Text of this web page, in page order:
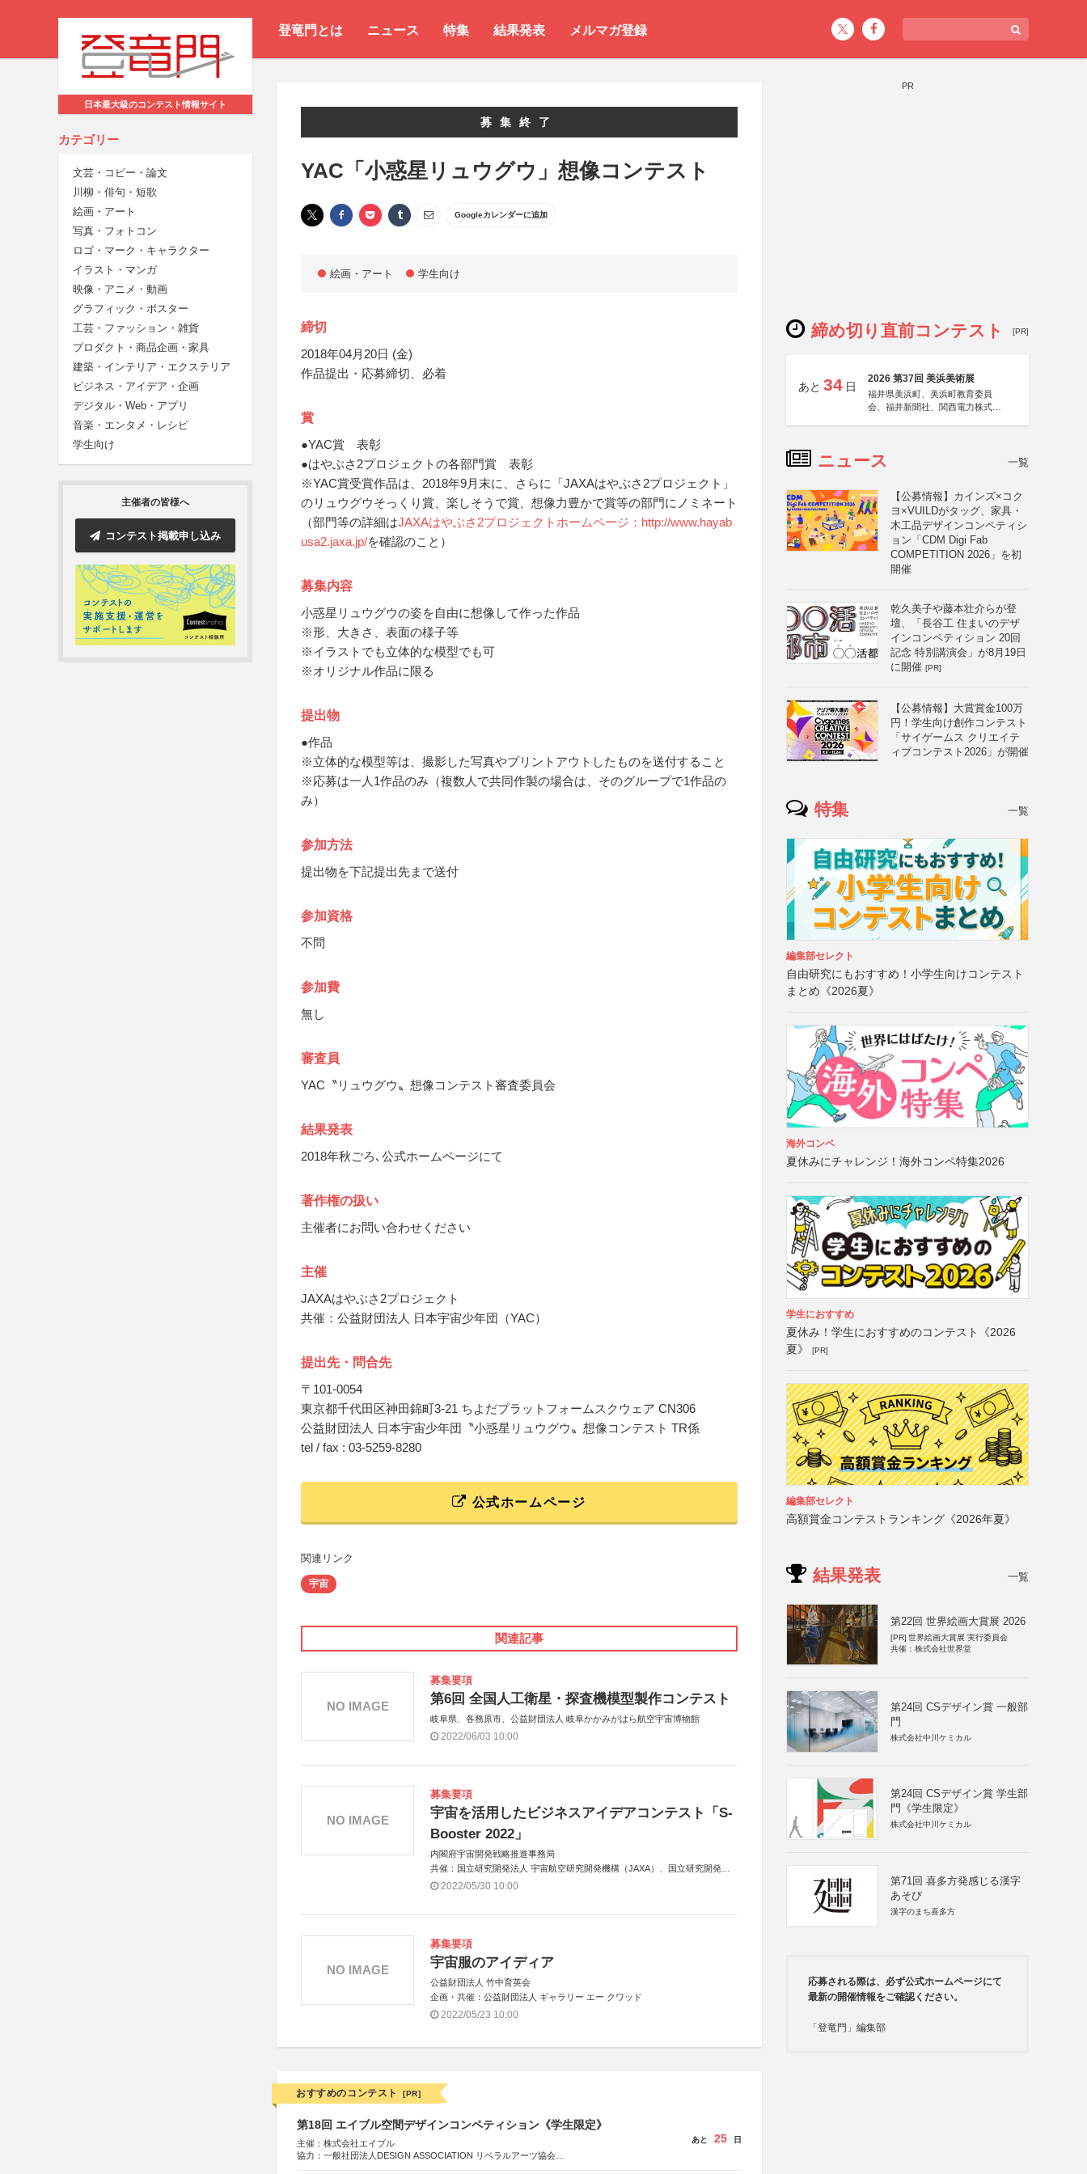
登竜門とは ニュース 特集 結果発表 メルマガ登録
日本最大級のコンテスト情報サイト
カテゴリー
文芸・コピー・論文
川柳・俳句・短歌
絵画・アート
写真・フォトコン
ロゴ・マーク・キャラクター
イラスト・マンガ
映像・アニメ・動画
グラフィック・ポスター
工芸・ファッション・雑貨
プロダクト・商品企画・家具
建築・インテリア・エクステリア
ビジネス・アイデア・企画
デジタル・Web・アプリ
音楽・エンタメ・レシピ
学生向け
主催者の皆様へ
コンテスト掲載申し込み
募集終了
YAC「小惑星リュウグウ」想像コンテスト
Googleカレンダーに追加
絵画・アート 学生向け
締切
2018年04月20日 (金)
作品提出・応募締切、必着
賞
●YAC賞 表彰
●はやぶさ2プロジェクトの各部門賞 表彰
※YAC賞受賞作品は、2018年9月末に、さらに「JAXAはやぶさ2プロジェクト」
のリュウグウそっくり賞、楽しそうで賞、想像力豊かで賞等の部門にノミネート
（部門等の詳細はJAXAはやぶさ2プロジェクトホームページ：http://www.hayab
usa2.jaxa.jp/を確認のこと）
募集内容
小惑星リュウグウの姿を自由に想像して作った作品
※形、大きさ、表面の様子等
※イラストでも立体的な模型でも可
※オリジナル作品に限る
提出物
●作品
※立体的な模型等は、撮影した写真やプリントアウトしたものを送付すること
※応募は一人1作品のみ（複数人で共同作製の場合は、そのグループで1作品の
み）
参加方法
提出物を下記提出先まで送付
参加資格
不問
参加費
無し
審査員
YAC〝リュウグウ〟想像コンテスト審査委員会
結果発表
2018年秋ごろ､公式ホームページにて
著作権の扱い
主催者にお問い合わせください
主催
JAXAはやぶさ2プロジェクト
共催：公益財団法人 日本宇宙少年団（YAC）
提出先・問合先
〒101-0054
東京都千代田区神田錦町3-21 ちよだプラットフォームスクウェア CN306
公益財団法人 日本宇宙少年団〝小惑星リュウグウ〟想像コンテスト TR係
tel / fax : 03-5259-8280
公式ホームページ
関連リンク
宇宙
関連記事
募集要項
第6回 全国人工衛星・探査機模型製作コンテスト
岐阜県、各務原市、公益財団法人 岐阜かかみがはら航空宇宙博物館
2022/06/03 10:00
NO IMAGE
募集要項
宇宙を活用したビジネスアイデアコンテスト「S-
Booster 2022」
内閣府宇宙開発戦略推進事務局
共催：国立研究開発法人 宇宙航空研究開発機構（JAXA）、国立研究開発法
人 新エネルギー・産業技術総合開発機構（NEDO）
2022/05/30 10:00
NO IMAGE
募集要項
宇宙服のアイディア
公益財団法人 竹中育英会
企画・共催：公益財団法人 ギャラリー エー クワッド
2022/05/23 10:00
NO IMAGE
おすすめのコンテスト [PR]
第18回 エイブル空間デザインコンペティション《学生限定》
主催：株式会社エイブル
協力：一般社団法人DESIGN ASSOCIATION リベラルアーツ協会
あと 25 日
PR
締め切り直前コンテスト [PR]
あと 34 日
2026 第37回 美浜美術展
福井県美浜町、美浜町教育委員
会、福井新聞社、関西電力株式会
ニュース 一覧
【公募情報】カインズ×コク
ヨ×VUILDがタッグ、家具・
木工品デザインコンペティシ
ョン「CDM Digi Fab
COMPETITION 2026」を初
開催
乾久美子や藤本壮介らが登
壇、「長谷工 住まいのデザ
インコンペティション 20回
記念 特別講演会」が8月19日
に開催 [PR]
【公募情報】大賞賞金100万
円！学生向け創作コンテスト
「サイゲームス クリエイテ
ィブコンテスト2026」が開催
特集 一覧
編集部セレクト
自由研究にもおすすめ！小学生向けコンテスト
まとめ《2026夏》
海外コンペ
夏休みにチャレンジ！海外コンペ特集2026
学生におすすめ
夏休み！学生におすすめのコンテスト《2026
夏》
[PR]
編集部セレクト
高額賞金コンテストランキング《2026年夏》
結果発表 一覧
第22回 世界絵画大賞展 2026
[PR] 世界絵画大賞展 実行委員会
共催：株式会社世界堂
第24回 CSデザイン賞 一般部
門
株式会社中川ケミカル
第24回 CSデザイン賞 学生部
門《学生限定》
株式会社中川ケミカル
第71回 喜多方発感じる漢字
あそび
漢字のまち喜多方
応募される際は、必ず公式ホームページにて
最新の開催情報をご確認ください。
「登竜門」編集部